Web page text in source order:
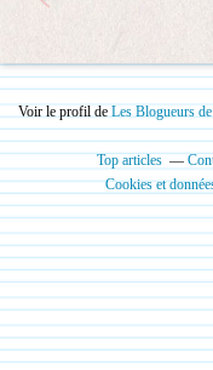
Voir le profil de Les Blogueurs
Top articles
Cookies et